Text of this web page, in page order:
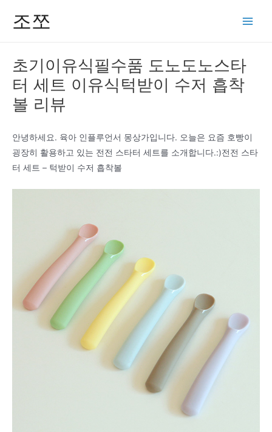
조쪼
초기이유식필수품 도노도노스타
터 세트 이유식턱받이 수저 흡착
볼 리뷰
안녕하세요. 육아 인플루언서 몽상가입니다. 오늘은 요즘 호빵이
굉장히 활용하고 있는 전전 스타터 세트를 소개합니다.:)전전 스타
터 세트 – 턱받이 수저 흡착볼